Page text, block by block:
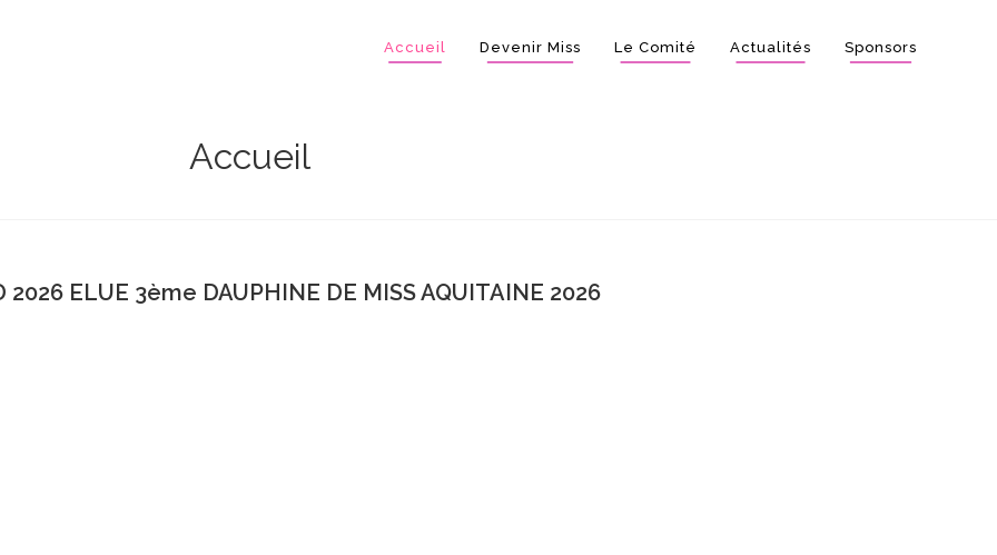
Accueil Devenir Miss Le Comité Actualités Sponsors
Accueil
2026 ELUE 3ème DAUPHINE DE MISS AQUITAINE 2026